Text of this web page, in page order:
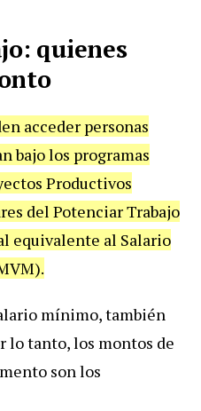
quienes
acceder personas
bajo los programas
Productivos
del Potenciar Trabajo
equivalente al Salario
mínimo, también
lo tanto, los montos de
son los